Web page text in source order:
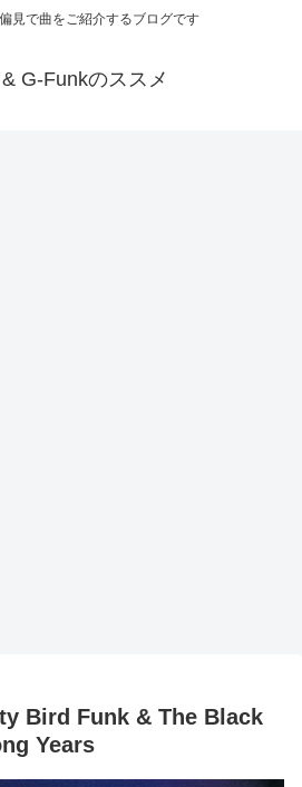
見で曲をご紹介するブログです
G-Funkのススメ
Bird Funk & The Black
Years